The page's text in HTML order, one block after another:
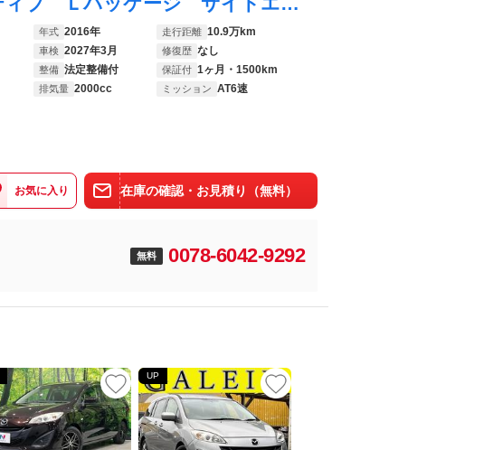
年式 2016年 走行距離 10.9万km
車検 2027年3月 修復歴 なし
整備 法定整備付 保証付 1ヶ月・1500km
排気量 2000cc ミッション AT6速
お気に入り 在庫の確認・お見積り（無料）
無料 0078-6042-9292
UP